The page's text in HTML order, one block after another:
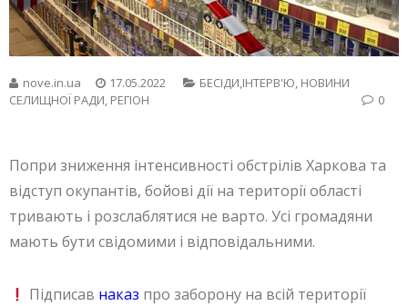
nove.in.ua 17.05.2022 БЕСIДИ,ІНТЕРВ'Ю, НОВИНИ
СЕЛИЩНОЇ РАДИ, РЕГІОН 0
Попри зниження інтенсивності обстрілів Харкова та
відступ окупантів, бойові дії на території області
тривають і розслаблятися не варто. Усі громадяни
мають бути свідомими і відповідальними.
Підписав наказ про заборону на всій території